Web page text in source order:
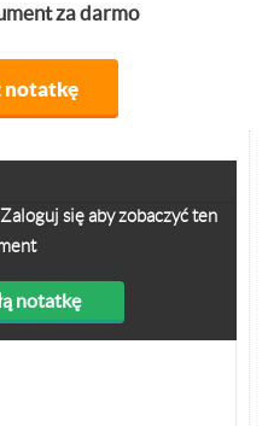
za darmo
notatkę
się aby zobaczyć ten
notatkę